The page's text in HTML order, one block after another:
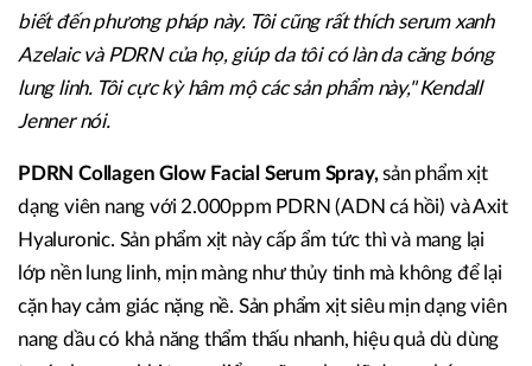
biết đến phương pháp này. Tôi cũng rất thích serum xanh
Azelaic và PDRN của họ, giúp da tôi có làn da căng bóng
lung linh. Tôi cực kỳ hâm mộ các sản phẩm này,"Kendall
Jenner nói.
PDRN Collagen Glow Facial Serum Spray,sản phẩm xịt
dạng viên nang với 2.000ppm PDRN (ADN cá hồi) và Axit
Hyaluronic. Sản phẩm xịt này cấp ẩm tức thì và mang lại
lớp nền lung linh, mịn màng như thủy tinh mà không để lại
cặn hay cảm giác nặng nề. Sản phẩm xịt siêu mịn dạng viên
nang dầu có khả năng thẩm thấu nhanh, hiệu quả dù dùng